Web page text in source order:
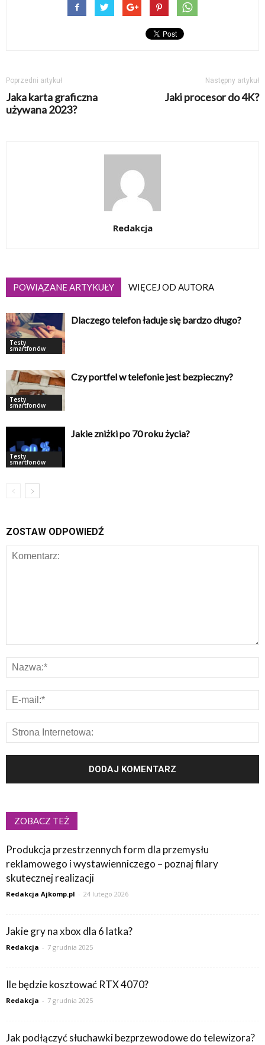
Poprzedni artykuł
Jaka karta graficzna
używana 2023?
Następny artykuł
Jaki procesor do 4K?
Redakcja
POWIĄZANE ARTYKUŁY WIĘCEJ OD AUTORA
Testy
smartfonów
Dlaczego telefon ładuje się bardzo długo?
Testy
smartfonów
Czy portfel w telefonie jest bezpieczny?
Testy
smartfonów
Jakie zniżki po 70 roku życia?
ZOSTAW ODPOWIEDŹ
ZOBACZ TEŻ
Produkcja przestrzennych form dla przemysłu
reklamowego i wystawienniczego – poznaj filary
skutecznej realizacji
Redakcja Ajkomp.pl - 24 lutego 2026
Jakie gry na xbox dla 6 latka?
Redakcja - 7 grudnia 2025
Ile będzie kosztować RTX 4070?
Redakcja - 7 grudnia 2025
Jak podłączyć słuchawki bezprzewodowe do telewizora?